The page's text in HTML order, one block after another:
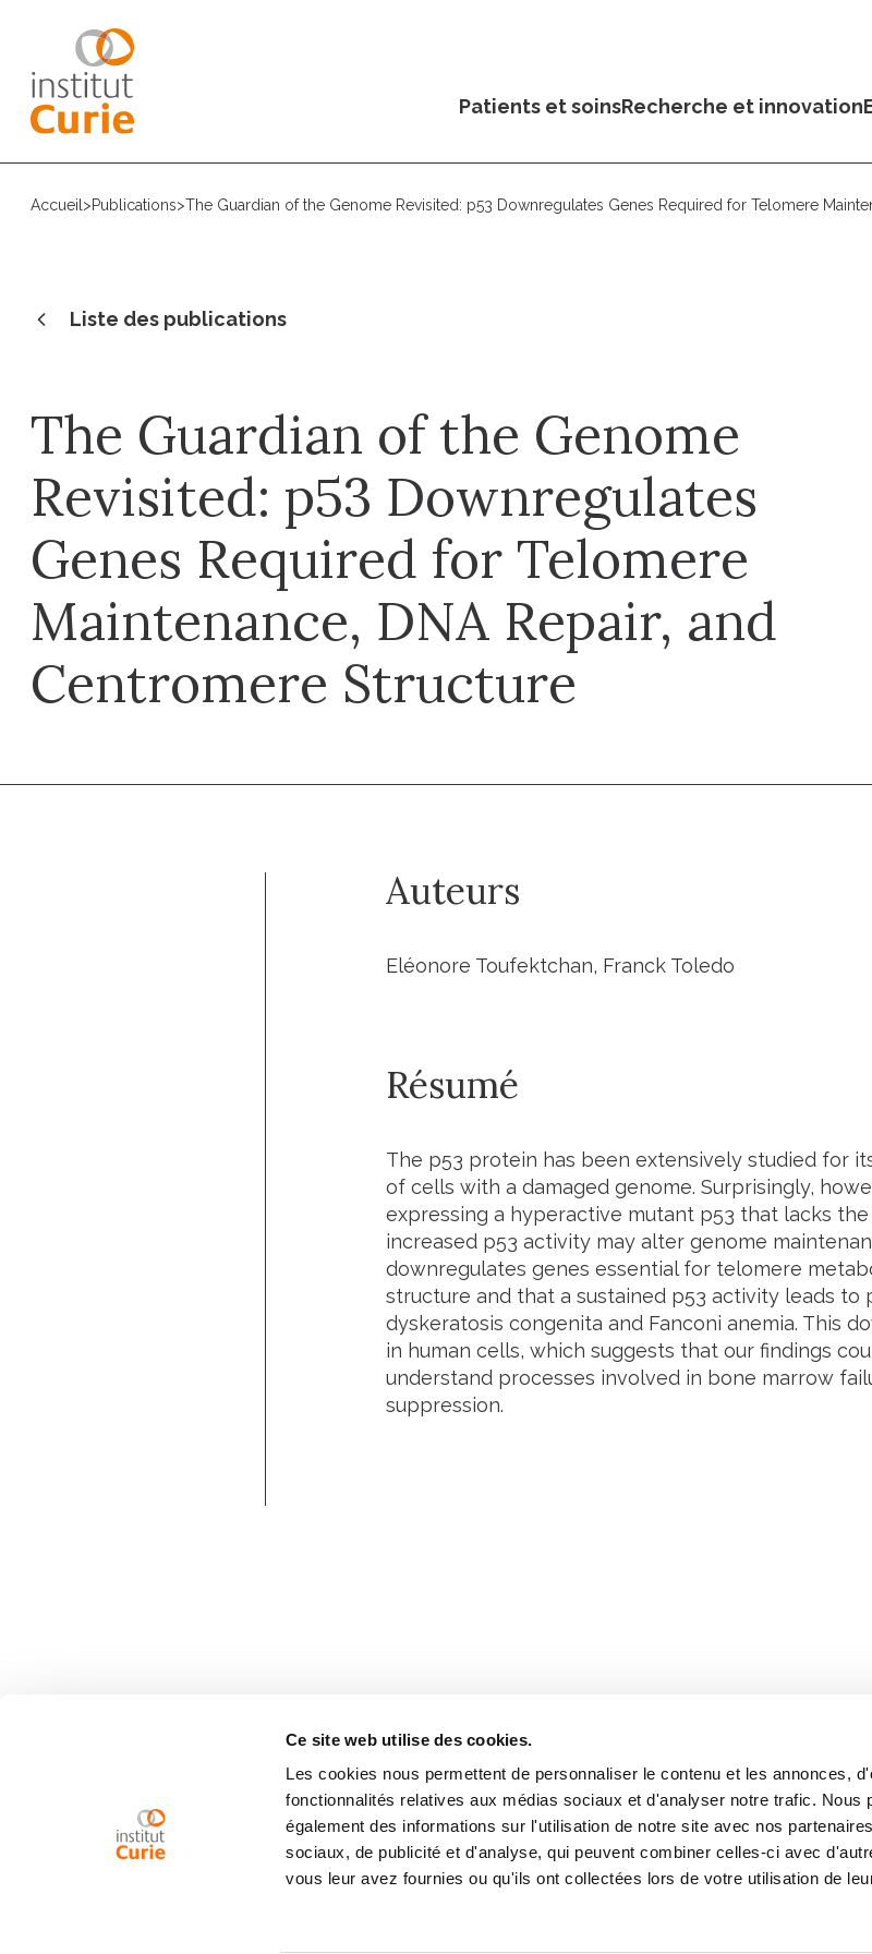
Ce site web utilise des cookies.
Les cookies nous permettent de personnaliser le contenu et les annonces,
fonctionnalités relatives aux médias sociaux et d'analyser notre trafic. Nous
également des informations sur l'utilisation de notre site avec nos
sociaux, de publicité et d'analyse, qui peuvent combiner celles-ci avec
vous leur avez fournies ou qu'ils ont collectées lors de votre utilisation de
Patients et soinsRecherche et innovation
Accueil >Publications>The Guardian of the Genome Revisited: p53 Downregulates Genes Required for Telomere
Liste des publications
The Guardian of the Genome
Revisited: p53 Downregulates
Genes Required for Telomere
Maintenance, DNA Repair, and
Centromere Structure
Auteurs
Eléonore Toufektchan, Franck Toledo
Résumé
The p53 protein has been extensively studied for
of cells with a damaged genome. Surprisingly,
expressing a hyperactive mutant p53 that lacks
increased p53 activity may alter genome
downregulates genes essential for telomere
structure and that a sustained p53 activity leads
dyskeratosis congenita and Fanconi anemia. This
in human cells, which suggests that our findings
understand processes involved in bone marrow
suppression.